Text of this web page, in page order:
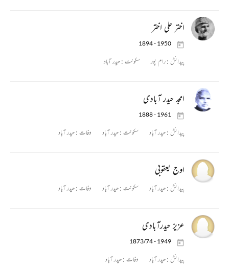
اختر علی اختر
1894 - 1950
پیدائش :رام پور سکونت :حیدر آباد
امجد حیدر آبادی
1888 - 1961
پیدائش :حیدر آباد سکونت :حیدر آباد وفات :حیدر آباد
اوج یعقوبی
پیدائش :حیدر آباد سکونت :حیدر آباد وفات :حیدر آباد
عزیز حیدرآبادی
1873/74 - 1949
پیدائش :حیدر آباد وفات :حیدر آباد